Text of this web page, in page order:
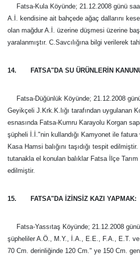
Fatsa-Kula Köyünde; 21.12.2008 günü
A.İ. kendisine ait bahçede ağaç dallarını
olan mağdur A.İ. üzerine düşmesi üzerine
yaralanmıştır. C.Savcılığına bilgi verilerek
14. FATSA"DA SU ÜRÜNLERİN
Fatsa-Düğünlük Köyünde; 21.12.2008
Geyikçeli J.Krk.K.lığı tarafından uygulanan
esnasında Fatsa-Kumru Karayolu Korgan
şüpheli İ.İ."nin kullandığı Kamyonet ile
Kasa Hamsi balığını taşıdığı tespit
tutanakla el konulan balıklar Fatsa İlçe
edilmiştir.
15. FATSA"DA İZİNSİZ KAZI YAPMAK:
Fatsa-Yassıtaş Köyünde; 21.12.2008
şüpheliler A.Ö., M.Y., İ.A., E.E., F.A., E.T.
70 Cm. derinliğinde 120 Cm." ye 150 Cm.